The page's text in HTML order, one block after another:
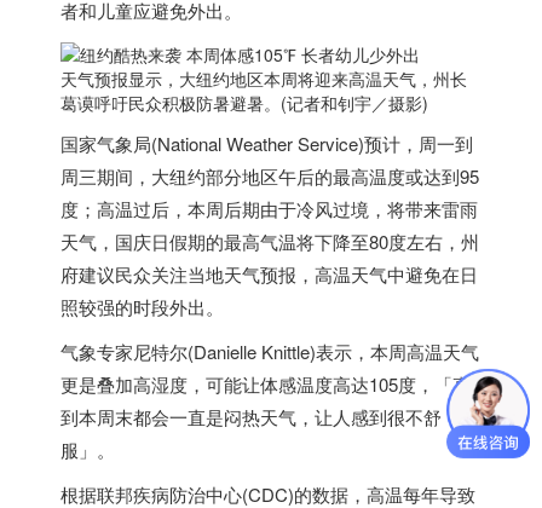
者和儿童应避免外出。
天气预报显示，大纽约地区本周将迎来高温天气，州长
葛谟呼吁民众积极防暑避暑。(记者和钊宇／摄影)
国家气象局(National Weather Service)预计，周一到
周三期间，大纽约部分地区午后的最高温度或达到95
度；高温过后，本周后期由于冷风过境，将带来雷雨
天气，国庆日假期的最高气温将下降至80度左右，州
府建议民众关注当地天气预报，高温天气中避免在日
照较强的时段外出。
气象专家尼特尔(Danielle Knittle)表示，本周高温天气
更是叠加高湿度，可能让体感温度高达105度，「直
到本周末都会一直是闷热天气，让人感到很不舒
服」。
根据联邦疾病防治中心(CDC)的数据，高温每年导致